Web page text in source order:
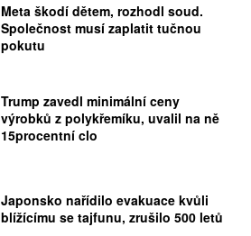
Meta škodí dětem, rozhodl soud.
Společnost musí zaplatit tučnou
pokutu
Trump zavedl minimální ceny
výrobků z polykřemíku, uvalil na ně
15procentní clo
Japonsko nařídilo evakuace kvůli
blížícímu se tajfunu, zrušilo 500 letů